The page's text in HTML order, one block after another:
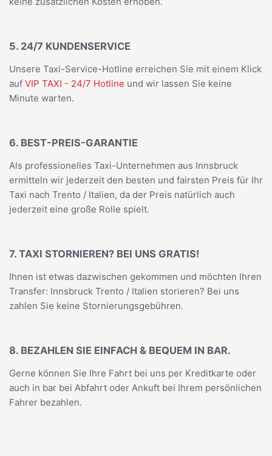
5. 24/7 KUNDENSERVICE
Unsere Taxi-Service-Hotline erreichen Sie mit einem Klick
auf VIP TAXI - 24/7 Hotline und wir lassen Sie keine
Minute warten.
6. BEST-PREIS-GARANTIE
Als professionelles Taxi-Unternehmen aus Innsbruck
ermitteln wir jederzeit den besten und fairsten Preis für Ihr
Taxi nach Trento / Italien, da der Preis natürlich auch
jederzeit eine große Rolle spielt.
7. TAXI STORNIEREN? BEI UNS GRATIS!
Ihnen ist etwas dazwischen gekommen und möchten Ihren
Transfer: Innsbruck Trento / Italien storieren? Bei uns
zahlen Sie keine Stornierungsgebühren.
8. BEZAHLEN SIE EINFACH & BEQUEM IN BAR.
Gerne können Sie Ihre Fahrt bei uns per Kreditkarte oder
auch in bar bei Abfahrt oder Ankuft bei Ihrem persönlichen
Fahrer bezahlen.